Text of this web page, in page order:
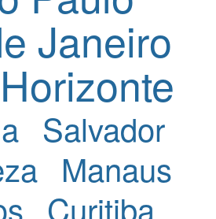
Janeiro
Salvador
Manaus
Curitiba